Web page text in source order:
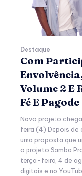
Destaque
Com
Volume 2 E
Fé E Pagode
Novo projeto
feira (4) Depois de
uma proposta que
o projeto Samba
terça-feira, 4 de
digitais e no